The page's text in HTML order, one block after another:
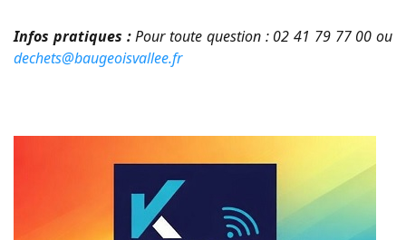
Infos pratiques :Pour toute question : 02 41 79 77 00 ou
dechets@baugeoisvallee.fr